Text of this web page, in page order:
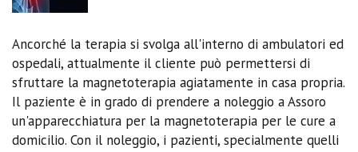
Ancorché la terapia si svolga all'interno di ambulatori ed
ospedali, attualmente il cliente può permettersi di
sfruttare la magnetoterapia agiatamente in casa propria.
Il paziente è in grado di prendere a noleggio a Assoro
un'apparecchiatura per la magnetoterapia per le cure a
domicilio. Con il noleggio, i pazienti, specialmente quelli